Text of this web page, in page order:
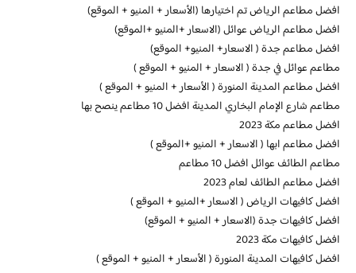
افضل مطاعم الرياض تم اختيارها (الأسعار + المنيو + الموقع)
افضل مطاعم الرياض عوائل (الاسعار +المنيو +الموقع)
افضل مطاعم جدة ( الاسعار+ المنيو+ الموقع)
مطاعم عوائل في جدة ( الاسعار + المنيو + الموقع )
افضل مطاعم المدينة المنورة ( الأسعار + المنيو + الموقع )
مطاعم شارع الإمام البخاري المدينة افضل 10 مطاعم ينصح بها
افضل مطاعم مكة 2023
افضل مطاعم ابها ( الاسعار + المنيو +الموقع )
مطاعم الطائف عوائل افضل 10 مطاعم
افضل مطاعم الطائف لعام 2023
افضل كافيهات الرياض ( الاسعار +المنيو + الموقع )
افضل كافيهات جدة (الاسعار + المنيو + الموقع)
افضل كافيهات مكة 2023
افضل كافيهات المدينة المنورة ( الأسعار + المنيو + الموقع )